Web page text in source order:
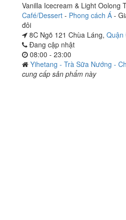
Vanilla Icecream & Light Oolong
Café/Dessert - Phong cách Á -
đôi
8C Ngõ 121 Chùa Láng,
Đang cập nhật
08:00 - 23:00
Yihetang - Trà Sữa Nướng -
cung cấp sản phẩm này